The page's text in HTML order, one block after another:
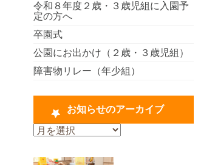
令和８年度２歳・３歳児組に入園予
定の方へ
卒園式
公園にお出かけ（２歳・３歳児組）
障害物リレー（年少組）
お知らせのアーカイブ
お
ら